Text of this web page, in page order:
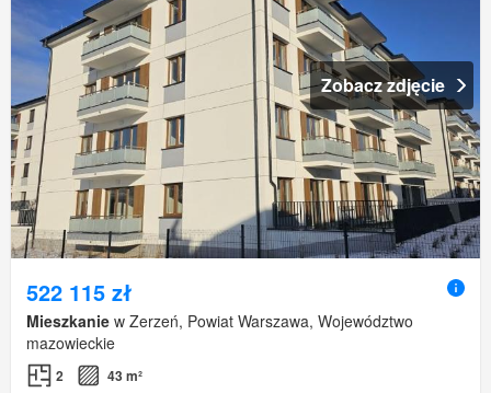
Zobacz zdjęcie
522 115 zł
Mieszkanie w Zerzeń, Powiat Warszawa, Województwo
mazowieckie
2
43 m²